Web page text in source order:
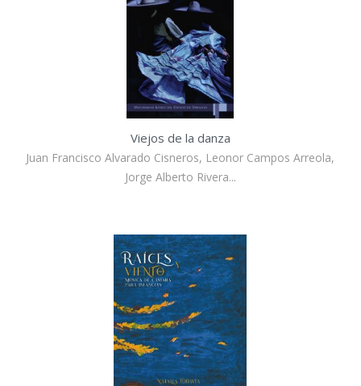
Viejos de la danza
Juan Francisco Alvarado Cisneros, Leonor Campos Arreola,
Jorge Alberto Rivera...